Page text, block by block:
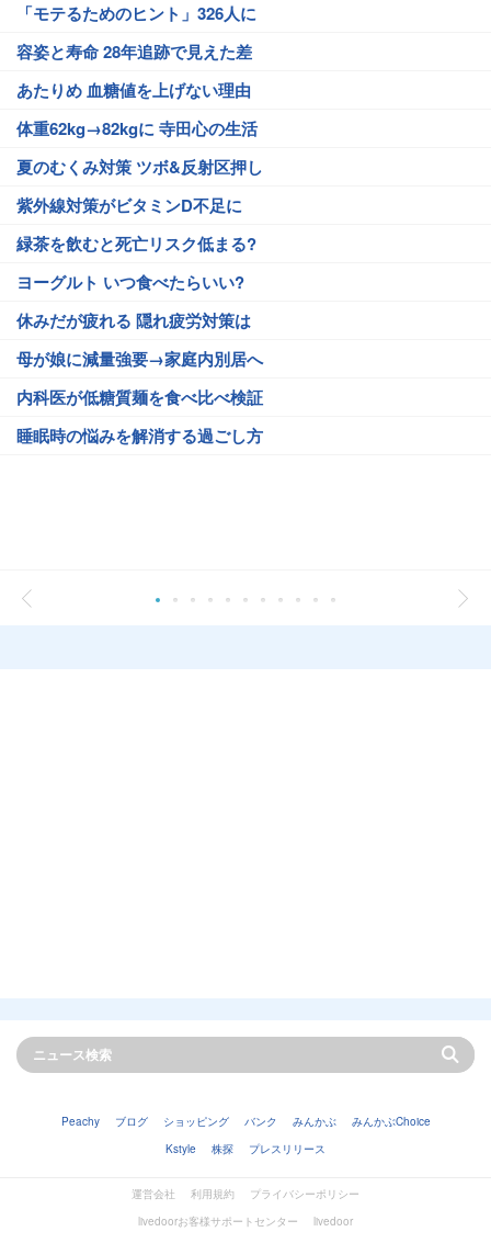
「モテるためのヒント」326人に
容姿と寿命 28年追跡で見えた差
あたりめ 血糖値を上げない理由
体重62kg→82kgに 寺田心の生活
夏のむくみ対策 ツボ&反射区押し
紫外線対策がビタミンD不足に
緑茶を飲むと死亡リスク低まる?
ヨーグルト いつ食べたらいい?
休みだが疲れる 隠れ疲労対策は
母が娘に減量強要→家庭内別居へ
内科医が低糖質麺を食べ比べ検証
睡眠時の悩みを解消する過ごし方
Peachy ブログ ショッピング バンク みんかぶ
みんかぶChoice
Kstyle
株探 プレスリリース
運営会社 利用規約
プライバシーポリシー
livedoorお客様サポートセンター
livedoor